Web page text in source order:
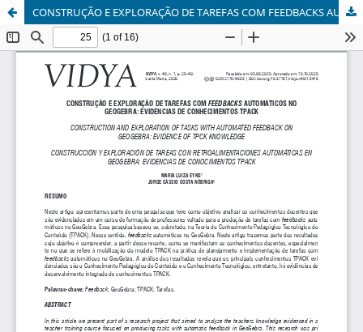
CONSTRUÇÃO E EXPLORAÇÃO DE TAREFAS COM FEEDBACKS AUTOMÁTICOS NO GEOGEBRA: EVIDÊNCIAS DE CONHECIMENTOS TPACK